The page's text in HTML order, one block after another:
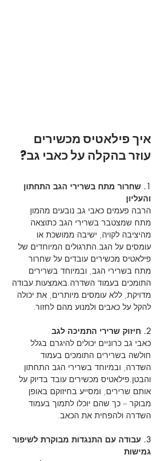
איך פילאטיס מכשירים
עוזר בהקלה על כאבי גב?
1. שחרור מתח בשרירי הגב התחתון
והעליון
הרבה פעמים כאבי גב נובעים מהמון
מתח שמצטבר בשרירי הגב כתוצאה
מהיציבה לקויה, ישיבה ממושכת או
עומסים על הגב.התרגולים המיוחדים של
פילאטיס מכשירים עובדים על שחרור
מתח בשרירי הגב, ובמיוחד בשרירים
התומכים בעמוד השדרה.באמצעות עבודה
מדויקת, ללא עומסים מיותרים, את יכולה
להקל על כאבים ולמנוע מהם לחזור.
2. חיזוק שרירי התמיכה לגב
כאבי גב כרוניים יכולים להיגרם בגלל
חולשה בשרירים התומכים בעמוד
השדרה, ובמיוחד בשרירי הגב התחתון
והבטן.פילאטיס מכשירים עובד בדיוק על
אותם שרירים, ומסייע בחיזוקם באופן
מבוקר – כך שהם יוכלו לתמוך בעמוד
השדרה ולהפחית את הכאב.
3. עבודה עם התנגדות מבוקרת לשיפור
גמישות